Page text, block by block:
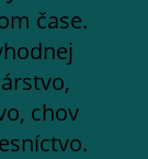
čase.
chov